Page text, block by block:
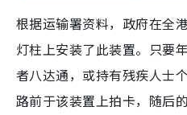
根据运输署资料，政府在全
灯柱上安装了此装置。只要
者八达通，或持有残疾人士
路前于该装置上拍卡，随